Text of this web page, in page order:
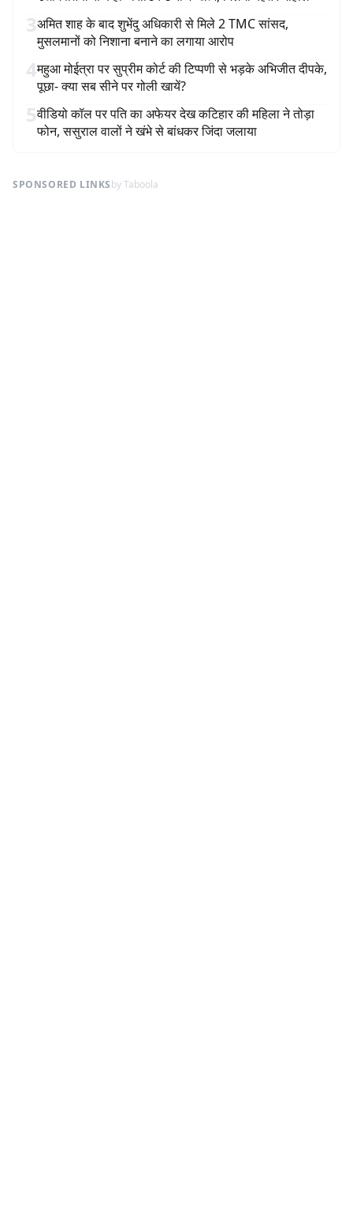
3अमित शाह के बाद शुभेंदु अधिकारी से मिले 2 TMC सांसद,
मुसलमानों को निशाना बनाने का लगाया आरोप
4महुआ मोईत्रा पर सुप्रीम कोर्ट की टिप्पणी से भड़के अभिजीत दीपके,
पूछा- क्या सब सीने पर गोली खायें?
5वीडियो कॉल पर पति का अफेयर देख कटिहार की महिला ने तोड़ा
फोन, ससुराल वालों ने खंभे से बांधकर जिंदा जलाया
SPONSORED LINKSby Taboola